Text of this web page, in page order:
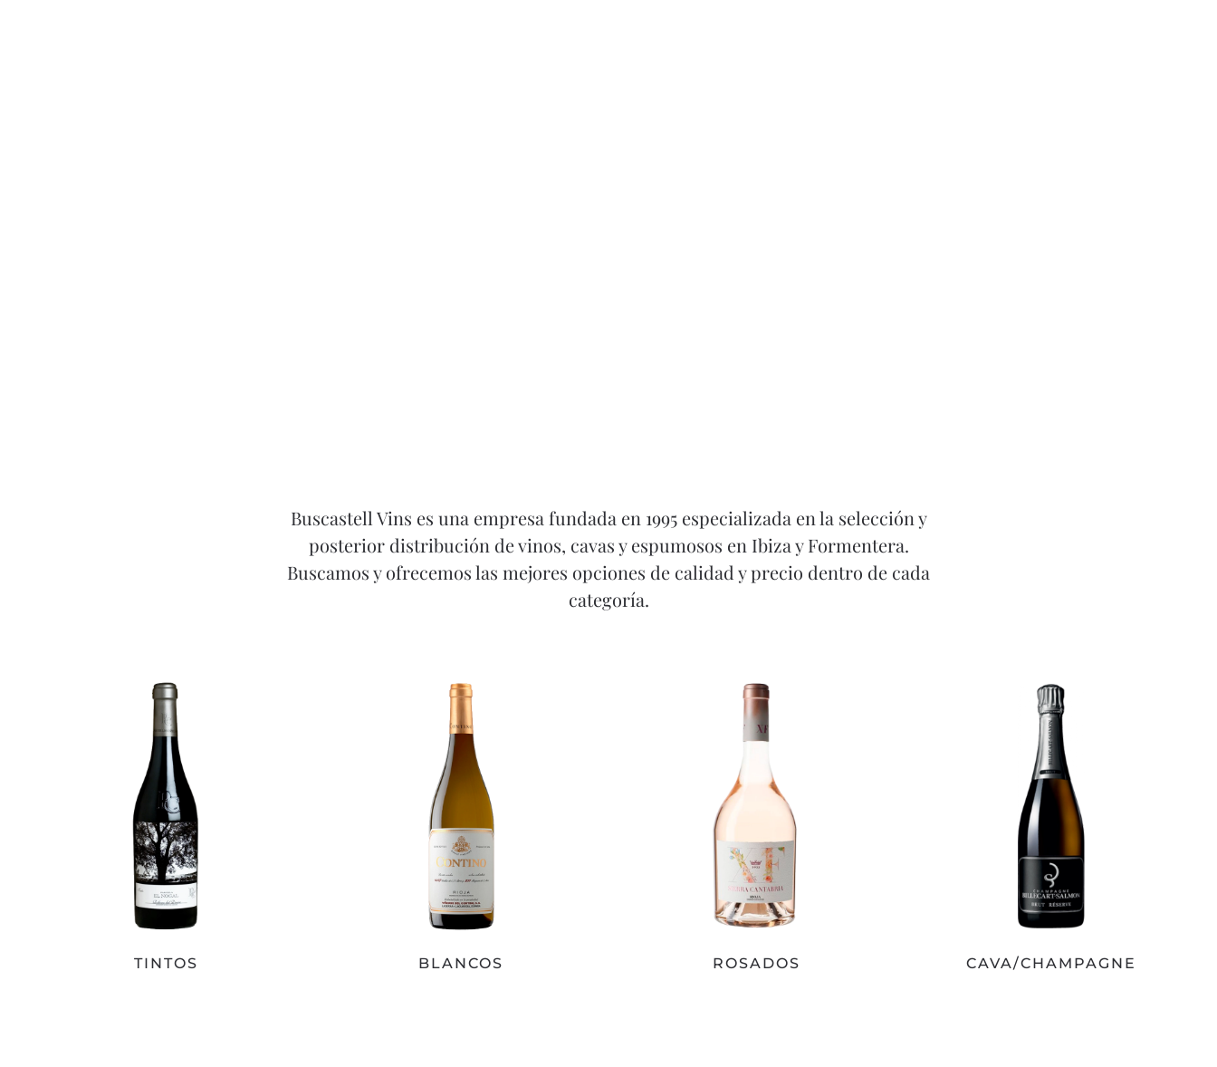
Buscastell Vins es una empresa fundada en 1995 especializada en la selección y
posterior distribución de vinos, cavas y espumosos en Ibiza y Formentera.
Buscamos y ofrecemos las mejores opciones de calidad y precio dentro de cada
categoría.
TINTOS BLANCOS ROSADOS CAVA/CHAMPAGNE